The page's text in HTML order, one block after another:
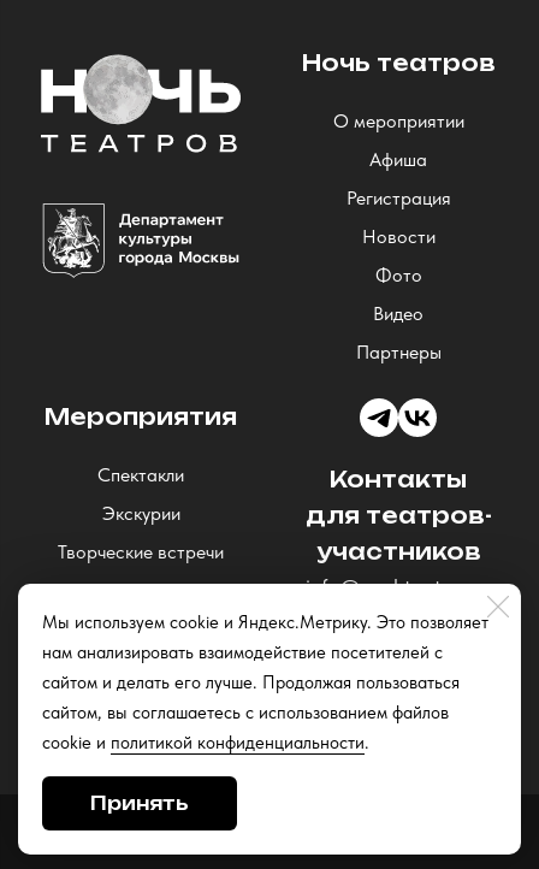
Мы используем cookie и Яндекс.Метрику. Это позволяет
нам анализировать взаимодействие посетителей с
сайтом и делать его лучше. Продолжая пользоваться
сайтом, вы соглашаетесь с использованием файлов
cookie и политикой конфиденциальности.
Принять
Ночь театров
О мероприятии
Афиша
Регистрация
Новости
Фото
Видео
Партнеры
Мероприятия
Спектакли
Экскурии
Творческие встречи
Концерты
Читки и открытые
репетиции
Контакты
для театров-
участников
info@nochteatrov.ru
Сайт разработан в